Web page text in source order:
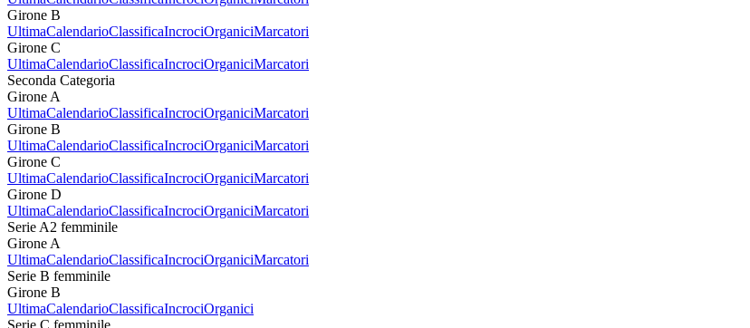
Girone B
UltimaCalendarioClassificaIncrociOrganiciMarcatori
Girone C
UltimaCalendarioClassificaIncrociOrganiciMarcatori
Seconda Categoria
Girone A
UltimaCalendarioClassificaIncrociOrganiciMarcatori
Girone B
UltimaCalendarioClassificaIncrociOrganiciMarcatori
Girone C
UltimaCalendarioClassificaIncrociOrganiciMarcatori
Girone D
UltimaCalendarioClassificaIncrociOrganiciMarcatori
Serie A2 femminile
Girone A
UltimaCalendarioClassificaIncrociOrganiciMarcatori
Serie B femminile
Girone B
UltimaCalendarioClassificaIncrociOrganici
Serie C femminile